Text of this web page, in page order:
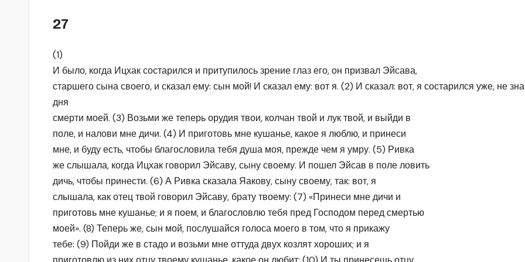
27
(1)
И было, когда Ицхак состарился и притупилось зрение глаз его, он призвал Эйсава,
старшего сына своего, и сказал ему: сын мой! И сказал ему: вот я. (2) И сказал: вот, я состарился уже, не
дня
смерти моей. (3) Возьми же теперь орудия твои, колчан твой и лук твой, и выйди в
поле, и налови мне дичи. (4) И приготовь мне кушанье, какое я люблю, и принеси
мне, и буду есть, чтобы благословила тебя душа моя, прежде чем я умру. (5) Ривка
же слышала, когда Ицхак говорил Эйсаву, сыну своему. И пошел Эйсав в поле ловить
дичь, чтобы принести. (6) А Ривка сказала Яакову, сыну своему, так: вот, я
слышала, как отец твой говорил Эйсаву, брату твоему: (7) «Принеси мне дичи и
приготовь мне кушанье; и я поем, и благословлю тебя пред Господом перед смертью
моей». (8) Теперь же, сын мой, послушайся голоса моего в том, что я прикажу
тебе: (9) Пойди же в стадо и возьми мне оттуда двух козлят хороших; и я